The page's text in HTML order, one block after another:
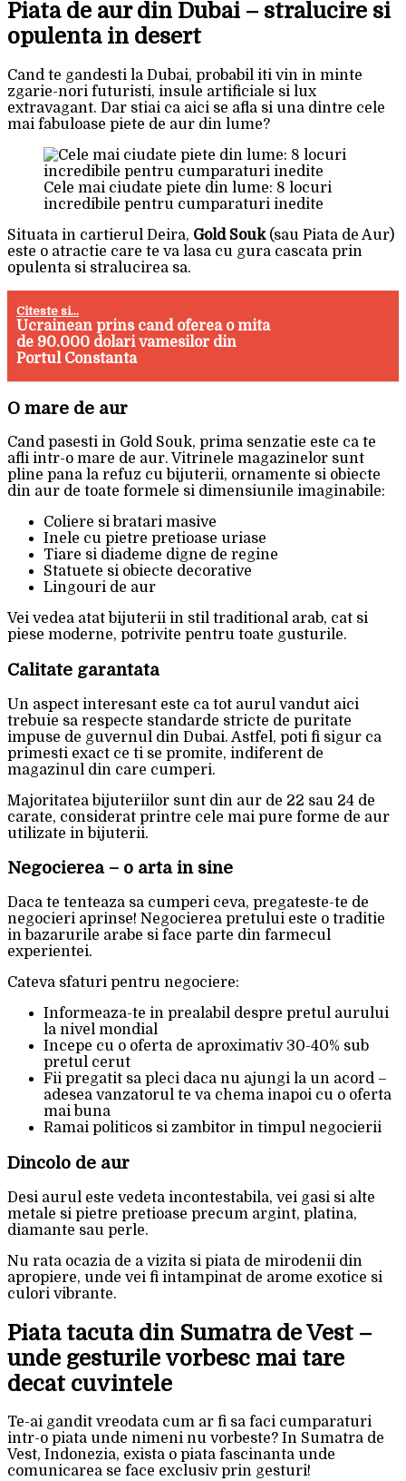
Piata de aur din Dubai – stralucire si
opulenta in desert
Cand te gandesti la Dubai, probabil iti vin in minte
zgarie-nori futuristi, insule artificiale si lux
extravagant. Dar stiai ca aici se afla si una dintre cele
mai fabuloase piete de aur din lume?
Cele mai ciudate piete din lume: 8 locuri
incredibile pentru cumparaturi inedite
Situata in cartierul Deira, Gold Souk(sau Piata de Aur)
este o atractie care te va lasa cu gura cascata prin
opulenta si stralucirea sa.
Citeste si...
Ucrainean prins cand oferea o mita
de 90.000 dolari vamesilor din
Portul Constanta
O mare de aur
Cand pasesti in Gold Souk, prima senzatie este ca te
afli intr-o mare de aur. Vitrinele magazinelor sunt
pline pana la refuz cu bijuterii, ornamente si obiecte
din aur de toate formele si dimensiunile imaginabile:
Coliere si bratari masive
Inele cu pietre pretioase uriase
Tiare si diademe digne de regine
Statuete si obiecte decorative
Lingouri de aur
Vei vedea atat bijuterii in stil traditional arab, cat si
piese moderne, potrivite pentru toate gusturile.
Calitate garantata
Un aspect interesant este ca tot aurul vandut aici
trebuie sa respecte standarde stricte de puritate
impuse de guvernul din Dubai. Astfel, poti fi sigur ca
primesti exact ce ti se promite, indiferent de
magazinul din care cumperi.
Majoritatea bijuteriilor sunt din aur de 22 sau 24 de
carate, considerat printre cele mai pure forme de aur
utilizate in bijuterii.
Negocierea – o arta in sine
Daca te tenteaza sa cumperi ceva, pregateste-te de
negocieri aprinse! Negocierea pretului este o traditie
in bazarurile arabe si face parte din farmecul
experientei.
Cateva sfaturi pentru negociere:
Informeaza-te in prealabil despre pretul aurului
la nivel mondial
Incepe cu o oferta de aproximativ 30-40% sub
pretul cerut
Fii pregatit sa pleci daca nu ajungi la un acord –
adesea vanzatorul te va chema inapoi cu o oferta
mai buna
Ramai politicos si zambitor in timpul negocierii
Dincolo de aur
Desi aurul este vedeta incontestabila, vei gasi si alte
metale si pietre pretioase precum argint, platina,
diamante sau perle.
Nu rata ocazia de a vizita si piata de mirodenii din
apropiere, unde vei fi intampinat de arome exotice si
culori vibrante.
Piata tacuta din Sumatra de Vest –
unde gesturile vorbesc mai tare
decat cuvintele
Te-ai gandit vreodata cum ar fi sa faci cumparaturi
intr-o piata unde nimeni nu vorbeste? In Sumatra de
Vest, Indonezia, exista o piata fascinanta unde
comunicarea se face exclusiv prin gesturi!